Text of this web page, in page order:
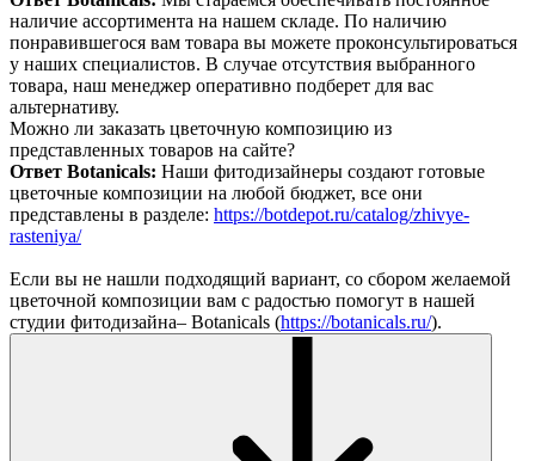
наличие ассортимента на нашем складе. По наличию
понравившегося вам товара вы можете проконсультироваться
у наших специалистов. В случае отсутствия выбранного
товара, наш менеджер оперативно подберет для вас
альтернативу.
Можно ли заказать цветочную композицию из
представленных товаров на сайте?
Ответ Botanicals: Наши фитодизайнеры создают готовые
цветочные композиции на любой бюджет, все они
представлены в разделе: https://botdepot.ru/catalog/zhivye-
rasteniya/
Если вы не нашли подходящий вариант, со сбором желаемой
цветочной композиции вам с радостью помогут в нашей
студии фитодизайна– Botanicals (https://botanicals.ru/).